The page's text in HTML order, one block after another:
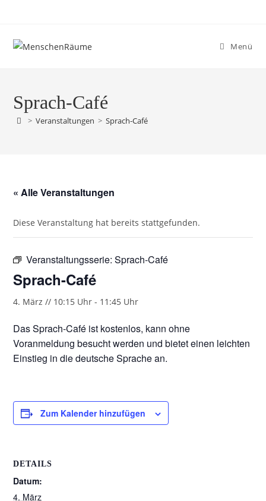
Menü
Sprach-Café
> Veranstaltungen > Sprach-Café
« Alle Veranstaltungen
Diese Veranstaltung hat bereits stattgefunden.
Veranstaltungsserie:Sprach-Café
Sprach-Café
4. März // 10:15 Uhr - 11:45 Uhr
Das Sprach-Café ist kostenlos, kann ohne
Voranmeldung besucht werden und bietet einen leichten
Einstieg in die deutsche Sprache an.
Zum Kalender hinzufügen
DETAILS
Datum:
4. März